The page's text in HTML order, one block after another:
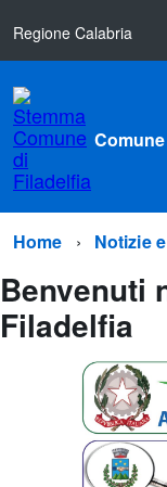
Regione Calabria
Home Notizie
Benvenuti
Filadelfia